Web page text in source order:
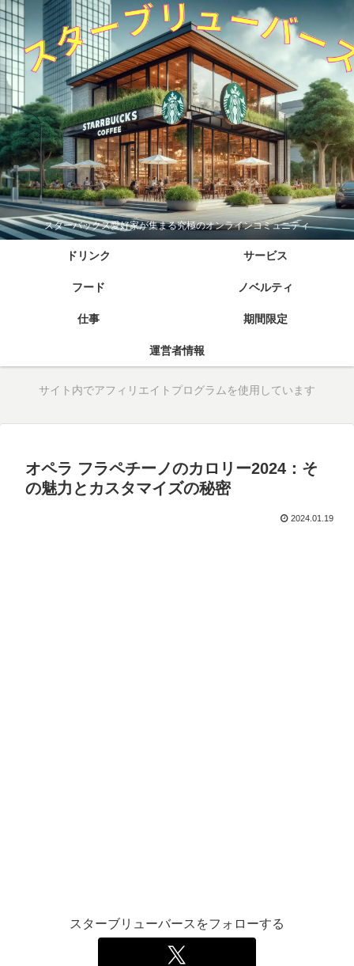
スターバックス愛好家が集まる究極のオンラインコミュニティ
ドリンク サービス
フード ノベルティ
仕事 期間限定
運営者情報
サイト内でアフィリエイトプログラムを使用しています
オペラ フラペチーノのカロリー2024：そ
の魅力とカスタマイズの秘密
2024.01.19
スターブリューバースをフォローする